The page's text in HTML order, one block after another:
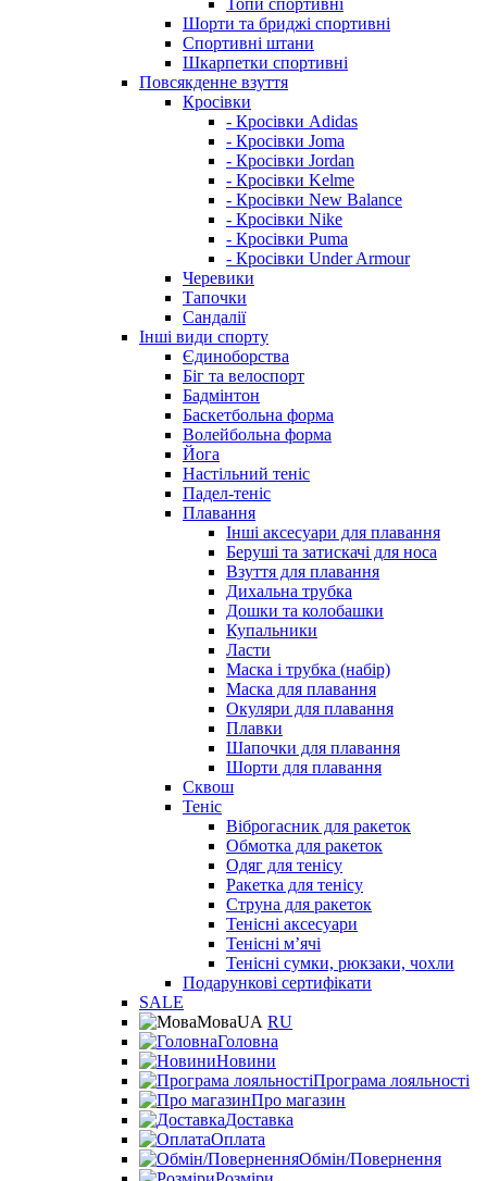
Топи спортивні
Шорти та бриджі спортивні
Спортивні штани
Шкарпетки спортивні
Повсякденне взуття
Кросівки
- Кросівки Adidas
- Кросівки Joma
- Кросівки Jordan
- Кросівки Kelme
- Кросівки New Balance
- Кросівки Nike
- Кросівки Puma
- Кросівки Under Armour
Черевики
Тапочки
Сандалії
Інші види спорту
Єдиноборства
Біг та велоспорт
Бадмінтон
Баскетбольна форма
Волейбольна форма
Йога
Настільний теніс
Падел-теніс
Плавання
Інші аксесуари для плавання
Беруші та затискачі для носа
Взуття для плавання
Дихальна трубка
Дошки та колобашки
Купальники
Ласти
Маска і трубка (набір)
Маска для плавання
Окуляри для плавання
Плавки
Шапочки для плавання
Шорти для плавання
Сквош
Теніс
Віброгасник для ракеток
Обмотка для ракеток
Одяг для тенісу
Ракетка для тенісу
Струна для ракеток
Тенісні аксесуари
Тенісні мʼячі
Тенісні сумки, рюкзаки, чохли
Подарункові сертифікати
SALE
МоваUA RU
Головна
Новини
Програма лояльності
Про магазин
Доставка
Оплата
Обмін/Повернення